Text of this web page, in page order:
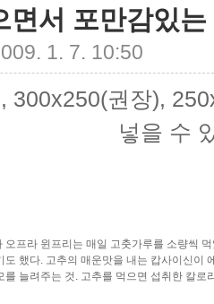
면서 포만감있는
1. 7. 10:50
300x250(권장),
넣을 수
오프라 윈프리는 매일 고춧가루를 소량씩
도 했다. 고추의 매운맛을 내는 캅사이신이
를 늘려주는 것. 고추를 먹으면 섭취한 칼로